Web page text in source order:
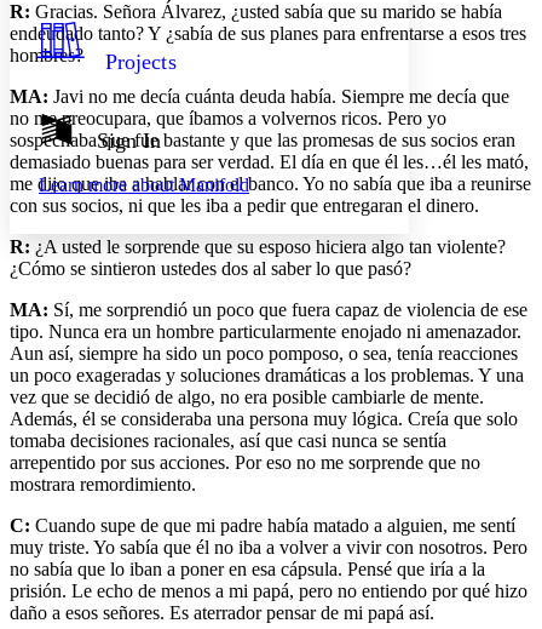
Resources
Show all
Show all Hide all
Light
Dark
Annotation contrast
abc Low
abc High
Margins
Increase text margins Decrease text margins
Reset to Defaults
Projects
Sign In
Learn more aboutManifold
R: Gracias. Señora Álvarez, ¿usted sabía que su marido se había
endeudado tanto? Y ¿sabía de sus planes para enfrentarse a esos tres
hombres?
MA: Javi no me decía cuánta deuda había. Siempre me decía que
no me preocupara, que íbamos a volvernos ricos. Pero yo
sospechaba que fue bastante y que las promesas de sus socios eran
demasiado buenas para ser verdad. El día en que él les…él les mató,
me dijo que iba a hablar con el banco. Yo no sabía que iba a reunirse
con sus socios, ni que les iba a pedir que entregaran el dinero.
R: ¿A usted le sorprende que su esposo hiciera algo tan violente?
¿Cómo se sintieron ustedes dos al saber lo que pasó?
MA: Sí, me sorprendió un poco que fuera capaz de violencia de ese
tipo. Nunca era un hombre particularmente enojado ni amenazador.
Aun así, siempre ha sido un poco pomposo, o sea, tenía reacciones
un poco exageradas y soluciones dramáticas a los problemas. Y una
vez que se decidió de algo, no era posible cambiarle de mente.
Además, él se consideraba una persona muy lógica. Creía que solo
tomaba decisiones racionales, así que casi nunca se sentía
arrepentido por sus acciones. Por eso no me sorprende que no
mostrara remordimiento.
C: Cuando supe de que mi padre había matado a alguien, me sentí
muy triste. Yo sabía que él no iba a volver a vivir con nosotros. Pero
no sabía que lo iban a poner en esa cápsula. Pensé que iría a la
prisión. Le echo de menos a mi papá, pero no entiendo por qué hizo
daño a esos señores. Es aterrador pensar de mi papá así.